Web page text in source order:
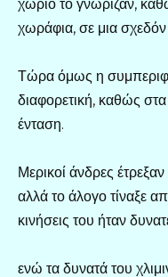
χωριό το γνώριζαν,
χωράφια, σε μια
Τώρα όμως η
διαφορετική, καθώς
ένταση.
Μερικοί άνδρες
αλλά το άλογο τίναξε
κινήσεις του ήταν
ενώ τα δυνατά του